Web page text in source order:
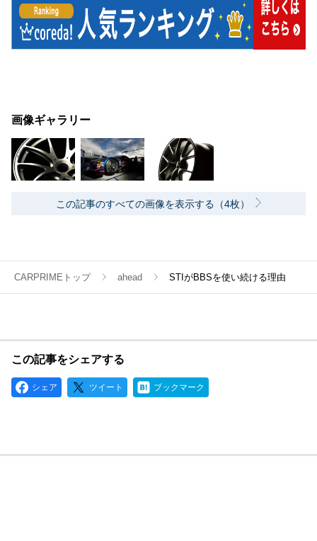
画像ギャラリー
この記事のすべての画像を表示する（4枚）
CARPRIMEトップ ahead STIがBBSを使い続ける理由
この記事をシェアする
シェア ツイート ブックマーク